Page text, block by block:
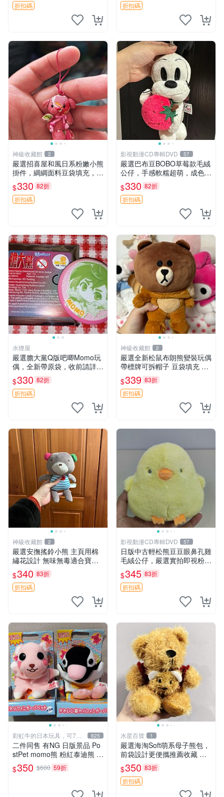
折扣碼
折扣碼
神級收藏館 2
嚴選招喜屋和風日系粉嫩小熊
掛件，綢綢面料豆袋填充，適
合包鑰匙收藏與家中的毛絨玩
具公仔 日系和風小熊掛件 綢
綢面料 毛絨玩具 公仔
$330 82折
折扣碼
影視動漫CD專輯DVD 57
嚴選巴布豆BOBO草莓款毛絨
公仔，手感軟糯超萌，成色優
良適合作為收藏品或包包配
飾。可視頻確認詳情。 巴布
豆 BOBO 草莓 毛絨公仔 收藏
$330 82折
折扣碼
水狸屋
嚴選膽大黨Q版吧唧Momo玩
偶，全新帶原袋，收前請詳讀
收物須知。非偏遠地區同城可
取。 膽大黨 Q版 陳冠希 妙Q
玩偶
$330 82折
折扣碼
神級收藏館 2
嚴選全新松鼠布朗熊變裝玩偶
帶標牌可拆帽子 豆袋填充 附
實拍 微瑕處理 十足可愛 單只
15.9元 松鼠變裝 棉質豆袋 玩
具熊
$339 83折
折扣碼
神級收藏館 2
嚴選安撫搖鈴小熊 主頁用棉
繡花設計 無味無毒適合寶寶
60包裝 精準關鍵詞：搖鈴 寶
寶 雙面
$340 83折
折扣碼
影視動漫CD專輯DVD 57
日版中古輕松熊豆豆眼鼻孔雞
毛絨公仔，嚴選實拍即視粉絲
必買 公仔紙箱氣泡膜精心包
裝快速發貨 輕松熊 公仔 雞毛
絨
$345 83折
折扣碼
彩虹牛的日本玩具，可7取
付
825
二件同售 有NG 日版景品 Po
stPet momo熊 粉紅泰迪熊 妹
妹 comomo 企鵝 娃娃 布偶
手指頭 娃娃
$350 $600 59折
水星百貨 1
嚴選海淘Soft萌系母子熊包，
前袋設計更便攜推薦收藏 母
子熊 軟綿綿 包包
$350 83折
折扣碼